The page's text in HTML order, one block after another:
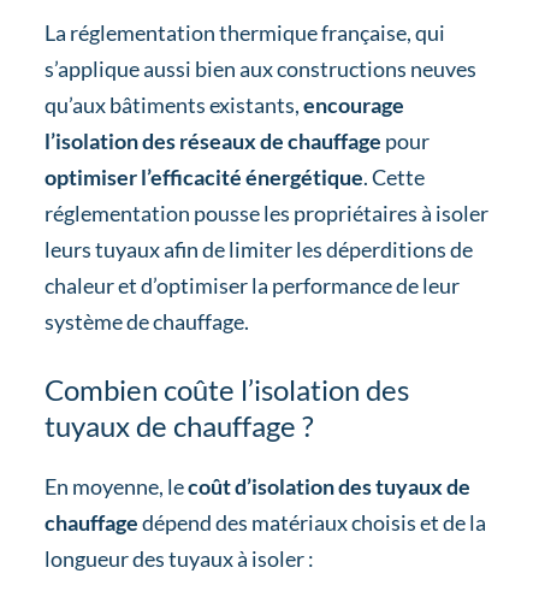
La réglementation thermique française, qui
s’applique aussi bien aux constructions neuves
qu’aux bâtiments existants,encourage
l’isolation des réseaux de chauffage pour
optimiser l’efficacité énergétique. Cette
réglementation pousse les propriétaires à isoler
leurs tuyaux afin de limiter les déperditions de
chaleur et d’optimiser la performance de leur
système de chauffage.
Combien coûte l’isolation des
tuyaux de chauffage ?
En moyenne, lecoût d’isolation des tuyaux de
chauffagedépend des matériaux choisis et de la
longueur des tuyaux à isoler :